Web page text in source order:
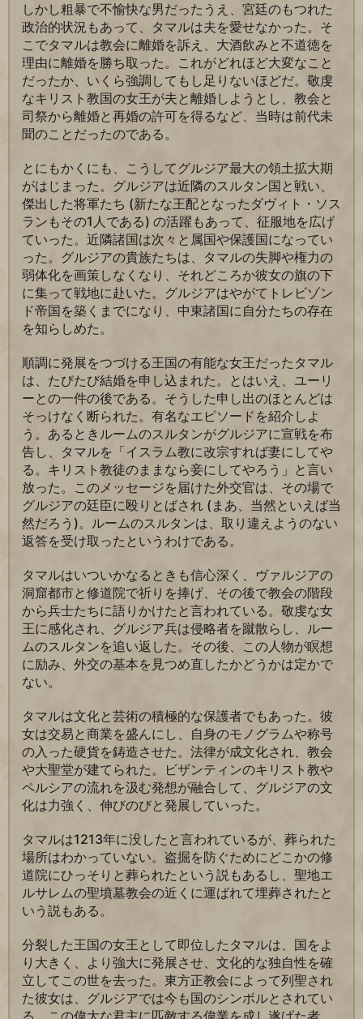
しかし粗暴で不愉快な男だったうえ、宮廷のもつれた
政治的状況もあって、タマルは夫を愛せなかった。そ
こでタマルは教会に離婚を訴え、大酒飲みと不道徳を
理由に離婚を勝ち取った。これがどれほど大変なこと
だったか、いくら強調してもし足りないほどだ。敬虔
なキリスト教国の女王が夫と離婚しようとし、教会と
司祭から離婚と再婚の許可を得るなど、当時は前代未
聞のことだったのである。
とにもかくにも、こうしてグルジア最大の領土拡大期
がはじまった。グルジアは近隣のスルタン国と戦い、
傑出した将軍たち (新たな王配となったダヴィト・ソス
ランもその1人である) の活躍もあって、征服地を広げ
ていった。近隣諸国は次々と属国や保護国になってい
った。グルジアの貴族たちは、タマルの失脚や権力の
弱体化を画策しなくなり、それどころか彼女の旗の下
に集って戦地に赴いた。グルジアはやがてトレビゾン
ド帝国を築くまでになり、中東諸国に自分たちの存在
を知らしめた。
順調に発展をつづける王国の有能な女王だったタマル
は、たびたび結婚を申し込まれた。とはいえ、ユーリ
ーとの一件の後である。そうした申し出のほとんどは
そっけなく断られた。有名なエピソードを紹介しよ
う。あるときルームのスルタンがグルジアに宣戦を布
告し、タマルを「イスラム教に改宗すれば妻にしてや
る。キリスト教徒のままなら妾にしてやろう」と言い
放った。このメッセージを届けた外交官は、その場で
グルジアの廷臣に殴りとばされ (まあ、当然といえば当
然だろう)。ルームのスルタンは、取り違えようのない
返答を受け取ったというわけである。
タマルはいついかなるときも信心深く、ヴァルジアの
洞窟都市と修道院で祈りを捧げ、その後で教会の階段
から兵士たちに語りかけたと言われている。敬虔な女
王に感化され、グルジア兵は侵略者を蹴散らし、ルー
ムのスルタンを追い返した。その後、この人物が瞑想
に励み、外交の基本を見つめ直したかどうかは定かで
ない。
タマルは文化と芸術の積極的な保護者でもあった。彼
女は交易と商業を盛んにし、自身のモノグラムや称号
の入った硬貨を鋳造させた。法律が成文化され、教会
や大聖堂が建てられた。ビザンティンのキリスト教や
ペルシアの流れを汲む発想が融合して、グルジアの文
化は力強く、伸びのびと発展していった。
タマルは1213年に没したと言われているが、葬られた
場所はわかっていない。盗掘を防ぐためにどこかの修
道院にひっそりと葬られたという説もあるし、聖地エ
ルサレムの聖墳墓教会の近くに運ばれて埋葬されたと
いう説もある。
分裂した王国の女王として即位したタマルは、国をよ
り大きく、より強大に発展させ、文化的な独自性を確
立してこの世を去った。東方正教会によって列聖され
た彼女は、グルジアでは今も国のシンボルとされてい
る。この偉大な君主に匹敵する偉業を成し遂げた者